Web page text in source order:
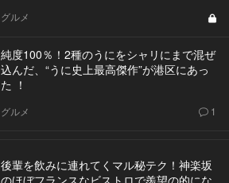
グルメ
純度100％！2種のうにをシャリにまで混ぜ
込んだ、“うに史上最高傑作”が港区にあっ
た ！
グルメ 1
後輩を飲みに連れてくマル秘テク！神楽坂